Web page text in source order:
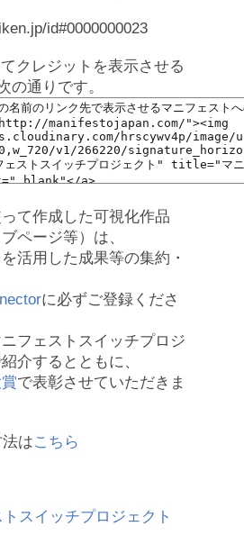
id#0000000023
クレジットを表示させる
の通りです。
て作成した可視化作品
ページ等）は、
活用した成果等の集約・
に必ずご登録くださ
フェストスイッチプロジ
介するとともに、
で表彰させていただきま
はこちら